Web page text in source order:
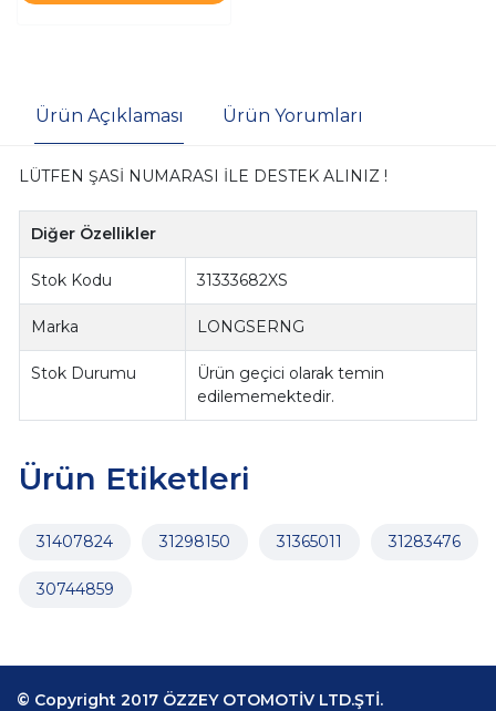
Ürün Açıklaması Ürün Yorumları
LÜTFEN ŞASİ NUMARASI İLE DESTEK ALINIZ !
Diğer Özellikler
Stok Kodu 31333682XS
Marka LONGSERNG
Stok Durumu
Ürün geçici olarak temin
edilememektedir.
Ürün Etiketleri
31407824 31298150 31365011 31283476
30744859
© Copyright 2017 ÖZZEY OTOMOTİV LTD.ŞTİ.